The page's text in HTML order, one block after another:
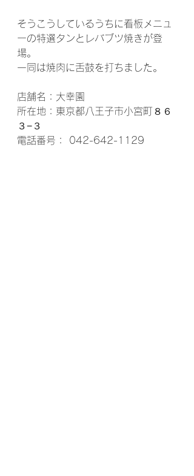
そうこうしているうちに看板メニュ
ーの特選タンとレバブツ焼きが登
場。
一同は焼肉に舌鼓を打ちました。
店舗名：大幸園
所在地：東京都八王子市小宮町８６
３−３
電話番号： 042-642-1129